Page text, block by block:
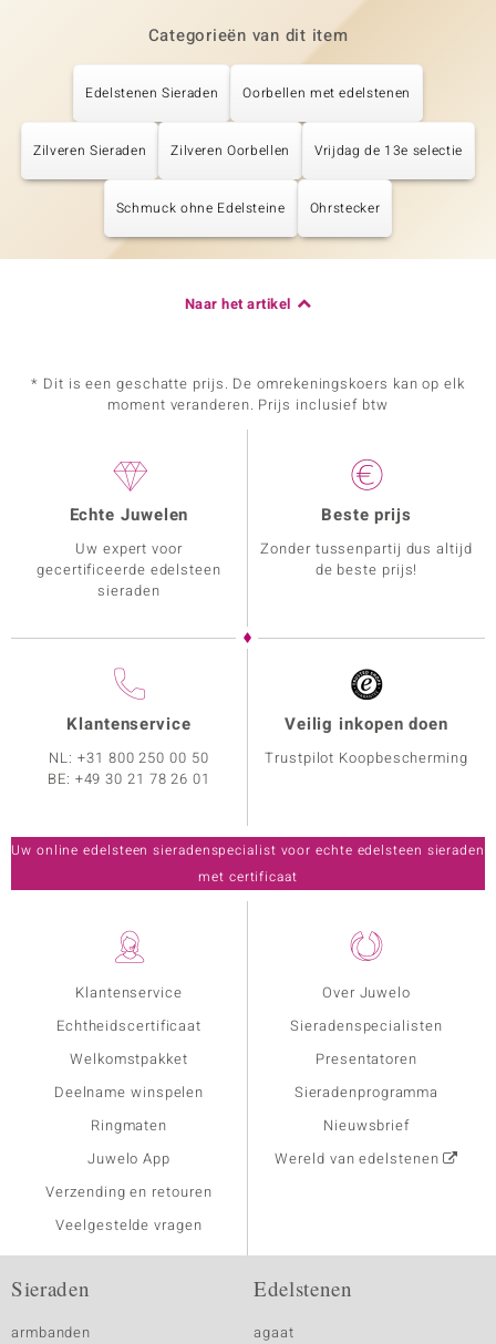
Categorieën van dit item
Edelstenen Sieraden Oorbellen met edelstenen
Zilveren Sieraden Zilveren Oorbellen Vrijdag de 13e selectie
Schmuck ohne Edelsteine Ohrstecker
Naar het artikel
* Dit is een geschatte prijs. De omrekeningskoers kan op elk
moment veranderen. Prijs inclusief btw
Klantenservice
Echtheidscertificaat
Welkomstpakket
Deelname winspelen
Ringmaten
Juwelo App
Verzending en retouren
Veelgestelde vragen
Over Juwelo
Sieradenspecialisten
Presentatoren
Sieradenprogramma
Nieuwsbrief
Wereld van edelstenen
Echte Juwelen
Uw expert voor
gecertificeerde edelsteen
sieraden
Beste prijs
Zonder tussenpartij dus altijd
de beste prijs!
Klantenservice
NL:+31 800 250 00 50
BE: +49 30 21 78 26 01
Veilig inkopen doen
Trustpilot Koopbescherming
Uw online edelsteen sieradenspecialist voor echte edelsteen sieraden
met certificaat
Sieraden
armbanden
Edelstenen
agaat